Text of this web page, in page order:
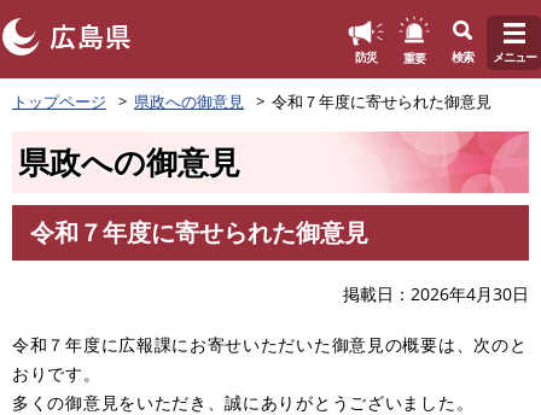
ペ
ー
頭
す
防災 重要 検索 メニュー
トップページ 県政への御意見 令和７年度に寄せられた御意見
県政への御意見
文
令和７年度に寄せられた御意見
掲載日 2026年4月30日
令和７年度に広報課にお寄せいただいた御意見の概要は、次のと
おりです。
多くの御意見をいただき、誠にありがとうございました。